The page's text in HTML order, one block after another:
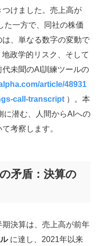
けました。売上高が
た一方で、同社の株価
、単なる数字の変動で
政学的リスク、そして
未聞のAI訓練ツールの
article/48931
call-transcript ）。本
に潜む、人間からAIへの
考察します。
矛盾：決算の
決算は、売上高が前年
に達し、2021年以来